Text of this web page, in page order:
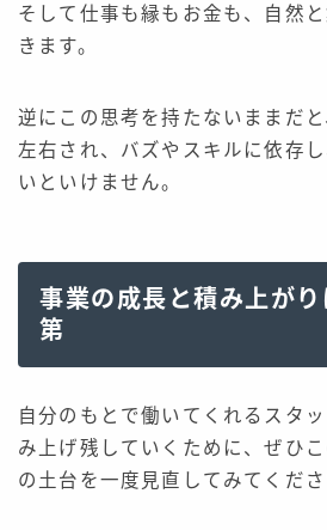
そして仕事も縁もお金も、自然
きます。
逆にこの思考を持たないままだ
左右され、バズやスキルに依存
いといけません。
事業の成長と積み上が
第
自分のもとで働いてくれるスタ
み上げ残していくために、ぜひ
の土台を一度見直してみてくださ